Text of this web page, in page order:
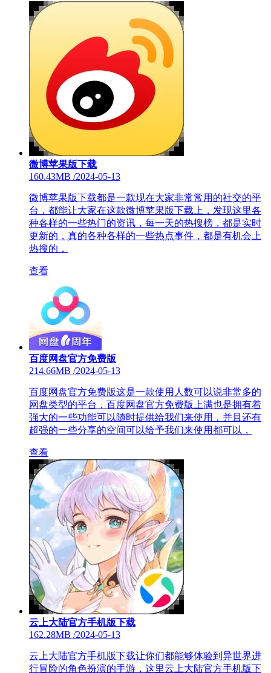
微博苹果版下载
160.43MB /2024-05-13
微博苹果版下载都是一款现在大家非常常用的社交的平
台，都能让大家在这款微博苹果版下载上，发现这里各
种各样的一些热门的资讯，每一天的热搜榜，都是实时
更新的，真的各种各样的一些热点事件，都是有机会上
热搜的，
查看
百度网盘官方免费版
214.66MB /2024-05-13
百度网盘官方免费版这是一款使用人数可以说非常多的
网盘类型的平台，百度网盘官方免费版上满也是拥有着
强大的一些功能可以随时提供给我们来使用，并且还有
超强的一些分享的空间可以给予我们来使用都可以，
查看
云上大陆官方手机版下载
162.28MB /2024-05-13
云上大陆官方手机版下载让你们都能够体验到异世界进
行冒险的角色扮演的手游，这里云上大陆官方手机版下